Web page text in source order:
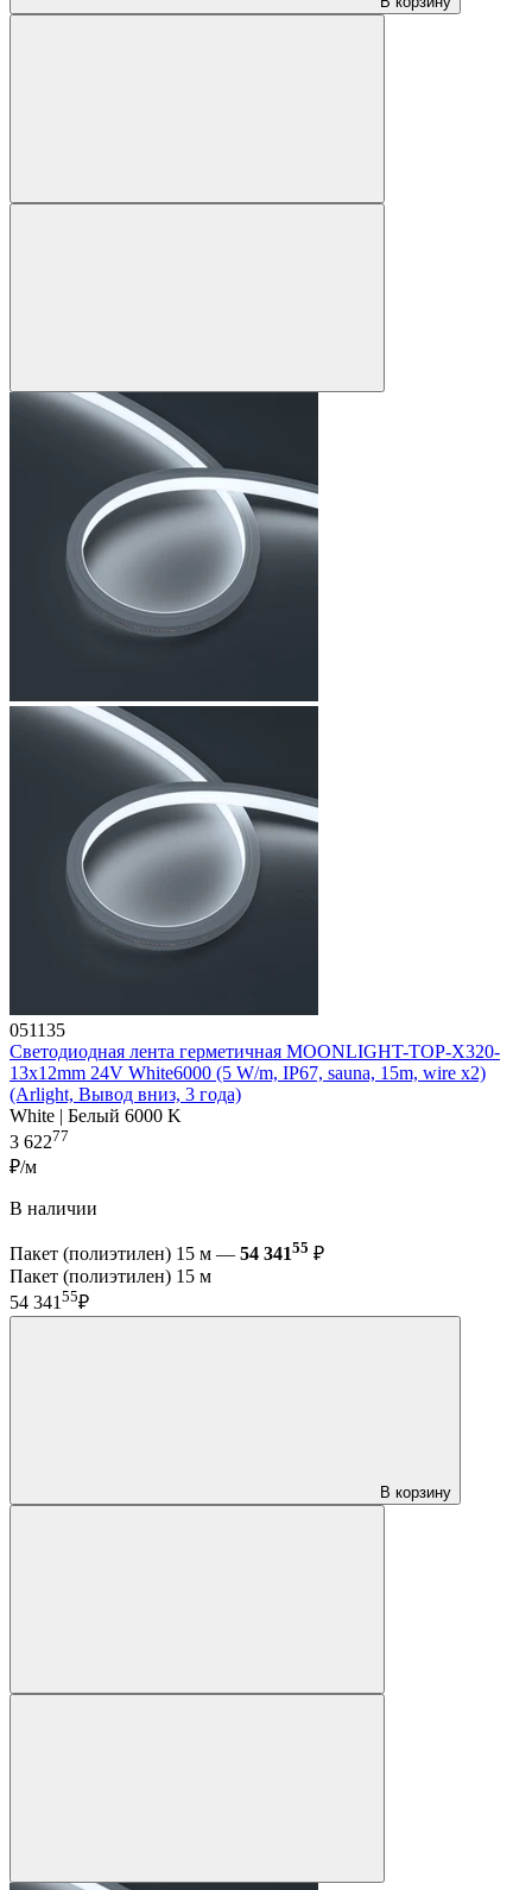
051135
Светодиодная лента герметичная MOONLIGHT-TOP-X320-
13x12mm 24V White6000 (5 W/m, IP67, sauna, 15m, wire x2)
(Arlight, Вывод вниз, 3 года)
White | Белый 6000 K
3 62277
₽/м
В наличии
Пакет (полиэтилен) 15 м — 54 34155 ₽
Пакет (полиэтилен) 15 м
54 34155₽
В корзину